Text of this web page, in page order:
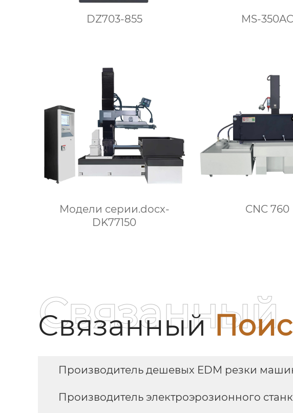
DZ703-855 MS-350AC
Модели серии.docx-
DK77150
CNC 760
Связанный
Связанный
Производитель дешевых EDM резки
Производитель электроэрозионного